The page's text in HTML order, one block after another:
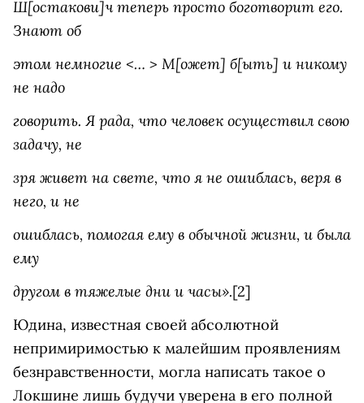
Ш[остакови]ч теперь просто боготворит его.
Знают об
этом немногие <… > М[ожет] б[ыть] и никому
не надо
говорить. Я рада, что человек осуществил свою
задачу, не
зря живет на свете, что я не ошиблась, веря в
него, и не
ошиблась, помогая ему в обычной жизни, и была
ему
другом в тяжелые дни и часы».[2]
Юдина, известная своей абсолютной
непримиримостью к малейшим проявлениям
безнравственности, могла написать такое о
Локшине лишь будучи уверена в его полной